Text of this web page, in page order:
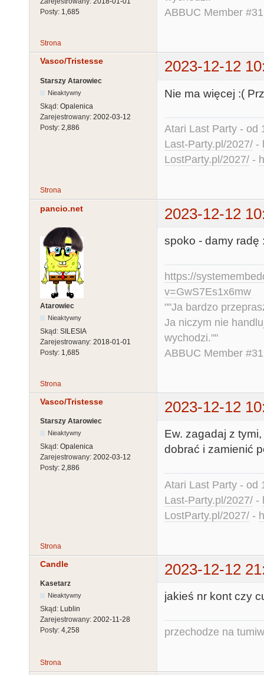
Posty: 1,685
ABBUC Member
Strona
Vasco/Tristesse 2023-12-12
Starszy Atarowiec
Nieaktywny
Skąd: Opalenica
Zarejestrowany: 2002-03-12
Posty: 2,886
Nie ma więcej :(
Atari Last Party - od
Last-Party.pl/2027/ -
LostParty.pl/2027/ -
Strona
pancio.net 2023-12-12
Atarowiec
Nieaktywny
Skąd: SILESIA
Zarejestrowany: 2018-01-01
Posty: 1,685
spoko - damy radę
https://
v=GwS7Es1x6mw
""Ja bardzo
Ja niczym nie
wychodzi.""
ABBUC Member
Strona
Vasco/Tristesse 2023-12-12
Starszy Atarowiec
Nieaktywny
Skąd: Opalenica
Zarejestrowany: 2002-03-12
Posty: 2,886
Ew. zagadaj z
dobrać i zamienić
Atari Last Party - od
Last-Party.pl/2027/ -
LostParty.pl/2027/ -
Strona
Candle 2023-12-12
Kasetarz
Nieaktywny
Skąd: Lublin
Zarejestrowany: 2002-11-28
Posty: 4,258
jakieś nr kont czy
przechodze na
Strona